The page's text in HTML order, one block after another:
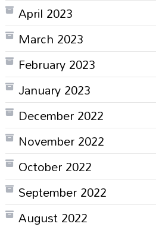
April 2023
March 2023
February 2023
January 2023
December 2022
November 2022
October 2022
September 2022
August 2022